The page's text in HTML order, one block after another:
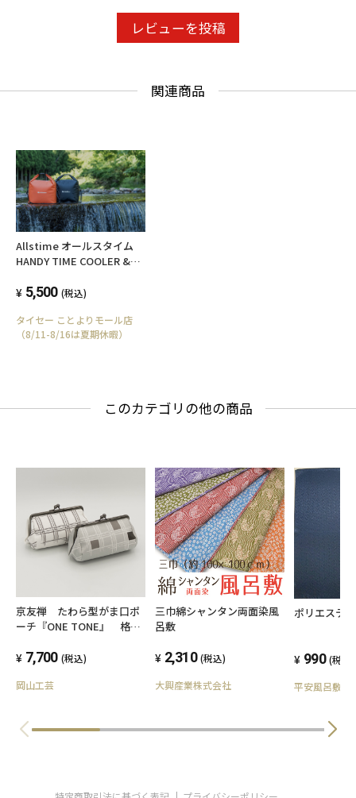
レビューを投稿
関連商品
Allstime オールスタイム
HANDY TIME COOLER &
タイム クーラー&ドライ2ウ
0009-03
5,500 (税込)
タイセー ことよりモール店
（8/11-8/16は夏期休暇）
このカテゴリの他の商品
京友禅 たわら型がま口ポ
ーチ『ONE TONE』 格
7,700 (税込)
岡山工芸
三巾綿シャンタン両面染風
呂敷
2,310 (税込)
大興産業株式会社
ポリエステ
990 (税込)
平安風呂敷